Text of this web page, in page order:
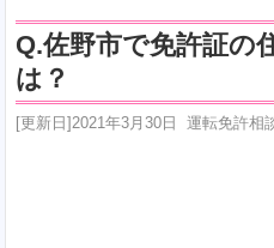
Q.佐野市で免許証の
は？
[更新日]2021年3月30日 運転免許相